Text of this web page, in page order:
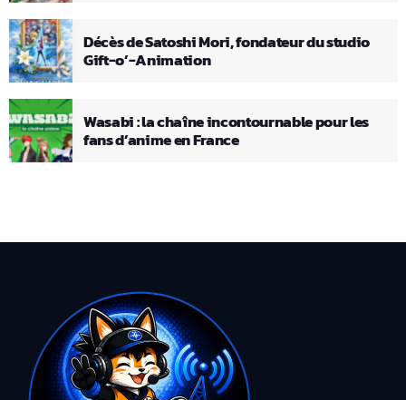
Décès de Satoshi Mori, fondateur du studio
Gift-o’-Animation
Wasabi : la chaîne incontournable pour les
fans d’anime en France